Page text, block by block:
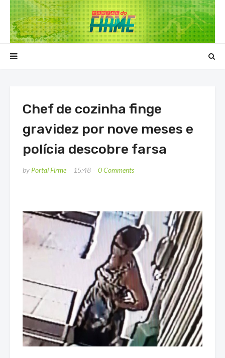
Chef de cozinha finge
gravidez por nove meses e
polícia descobre farsa
byPortal Firme 15:48 0 Comments